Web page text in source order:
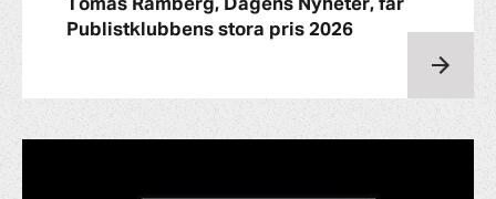
Tomas Ramberg, Dagens Nyheter, får
Publistklubbens stora pris 2026